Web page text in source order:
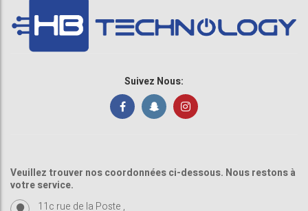
Suivez Nous:
Veuillez trouver nos coordonnées ci-dessous. Nous restons à
votre service.
11c rue de la Poste ,